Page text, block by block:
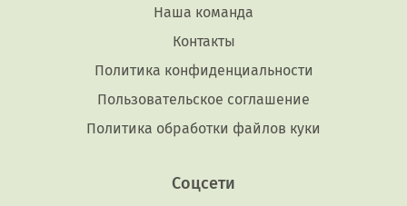
Наша команда
Контакты
Политика конфиденциальности
Пользовательское соглашение
Политика обработки файлов куки
Соцсети